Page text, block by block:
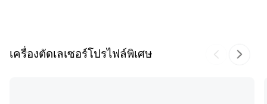
เครื่องตัดเลเซอร์โปรไฟล์พิเศษ